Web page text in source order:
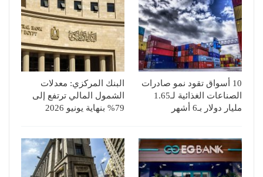
10 أسواق تقود نمو صادرات
الصناعات الغذائية لـ1.65
مليار دولار بـ6 أشهر
البنك المركزي: معدلات
الشمول المالي ترتفع إلى
79% بنهاية يونيو 2026